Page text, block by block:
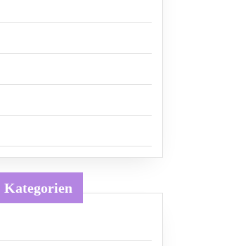
Kategorien